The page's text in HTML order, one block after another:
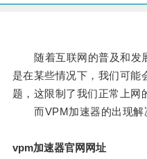
随着互联网的普及和发
是在某些情况下，我们可能
题，这限制了我们正常上网
而VPM加速器的出现解
vpm加速器官网网址